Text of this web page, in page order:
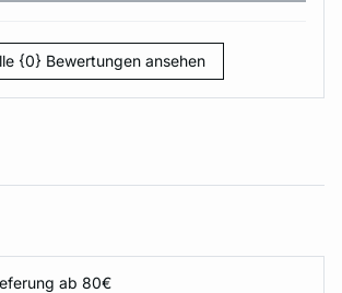
{0} Bewertungen ansehen
ab 80€